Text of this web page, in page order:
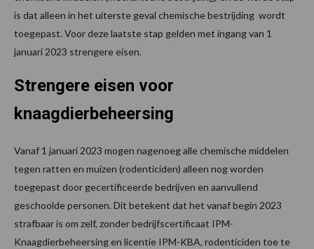
is dat alleen in het uiterste geval chemische bestrijding wordt
toegepast. Voor deze laatste stap gelden met ingang van 1
januari 2023 strengere eisen.
Strengere eisen voor
knaagdierbeheersing
Vanaf 1 januari 2023 mogen nagenoeg alle chemische middelen
tegen ratten en muizen (rodenticiden) alleen nog worden
toegepast door gecertificeerde bedrijven en aanvullend
geschoolde personen. Dit betekent dat het vanaf begin 2023
strafbaar is om zelf, zonder bedrijfscertificaat IPM-
Knaagdierbeheersing en licentie IPM-KBA, rodenticiden toe te